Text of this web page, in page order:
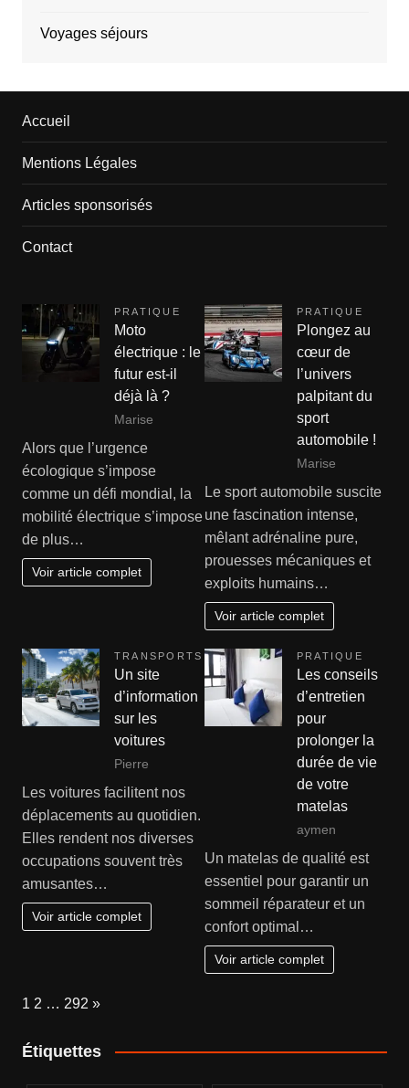
Voyages séjours
Accueil
Mentions Légales
Articles sponsorisés
Contact
PRATIQUE
Moto
électrique : le
futur est-il
déjà là ?
Marise
Alors que l’urgence
écologique s’impose
comme un défi mondial, la
mobilité électrique s’impose
de plus…
Voir article complet
PRATIQUE
Plongez au
cœur de
l’univers
palpitant du
sport
automobile !
Marise
Le sport automobile suscite
une fascination intense,
mêlant adrénaline pure,
prouesses mécaniques et
exploits humains…
Voir article complet
TRANSPORTS
Un site
d’information
sur les
voitures
Pierre
Les voitures facilitent nos
déplacements au quotidien.
Elles rendent nos diverses
occupations souvent très
amusantes…
Voir article complet
PRATIQUE
Les conseils
d’entretien
pour
prolonger la
durée de vie
de votre
matelas
aymen
Un matelas de qualité est
essentiel pour garantir un
sommeil réparateur et un
confort optimal…
Voir article complet
Page:
1 2 … 292 Next
»
Étiquettes